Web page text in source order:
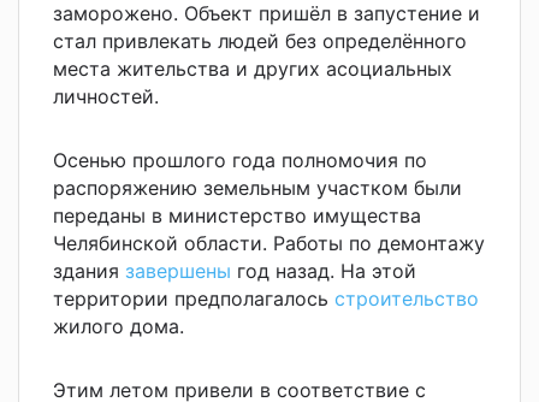
заморожено. Объект пришёл в запустение и
стал привлекать людей без определённого
места жительства и других асоциальных
личностей.
Осенью прошлого года полномочия по
распоряжению земельным участком были
переданы в министерство имущества
Челябинской области. Работы по демонтажу
здания завершены год назад. На этой
территории предполагалось строительство
жилого дома.
Этим летом привели в соответствие с